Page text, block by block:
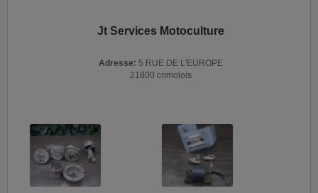
Jt Services Motoculture
Adresse: 5 RUE DE L'EUROPE
21800 crimolois